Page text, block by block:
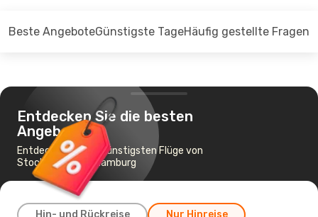
Beste AngeboteGünstigste TageHäufig gestellte Fragen
Entdecken Sie die besten
Angebote
Entdecken Sie die günstigsten Flüge von
Stockholm nach Hamburg
Hin- und Rückreise Nur Hinreise